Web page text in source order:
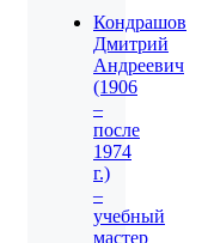
Кондрашов
Дмитрий
Андреевич
(1906
–
после
1974
г.)
–
учебный
мастер